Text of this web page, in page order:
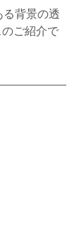
る背景の透
ご紹介で